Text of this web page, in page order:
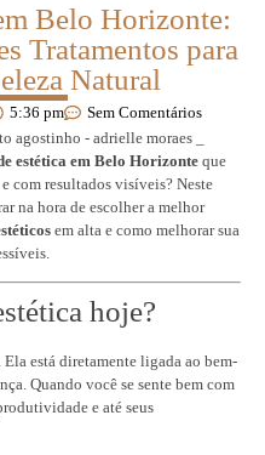
Belo Horizonte:
Tratamentos para
Natural
5:36 pm Sem Comentários
estética em Belo Horizonte que
com resultados visíveis? Neste
na hora de escolher a melhor
em alta e como melhorar sua
hoje?
está diretamente ligada ao bem-
Quando você se sente bem com
e até seus